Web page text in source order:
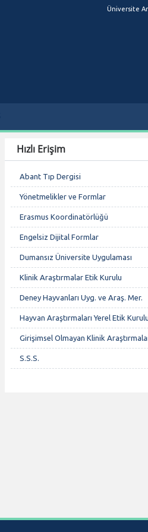
Üniversite
Hızlı Erişim
Abant Tıp Dergisi
Yönetmelikler ve Formlar
Erasmus Koordinatörlüğü
Engelsiz Dijital Formlar
Dumansız Üniversite Uygulaması
Klinik Araştırmalar Etik Kurulu
Deney Hayvanları Uyg. ve Araş. Mer.
Hayvan Araştırmaları Yerel Etik
Girişimsel Olmayan Klinik
S.S.S.